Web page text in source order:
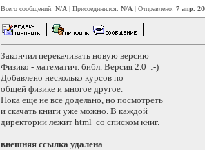
Всего сообщений: N/A | Присоединился: N/A | Отправлено: 7 апр.
Закончил перекачивать новую версию
Физико - математич. библ. Версия 2.0 :-)
Добавлено несколько курсов по
общей физике и многое другое.
Пока еще не все доделано, но посмотреть
и скачать книги уже можно. В каждой
директории лежит html со списком книг.
внешняя ссылка удалена